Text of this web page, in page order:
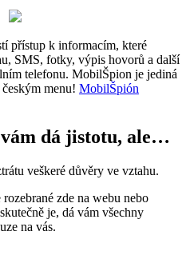
přístup k informacím, které
SMS, fotky, výpis hovorů a další
telefonu. MobilŠpion je jediná
menu! MobilŠpión
dá jistotu, ale…
veškeré důvěry ve vztahu.
zde na webu nebo
je, dá vám všechny
na vás.